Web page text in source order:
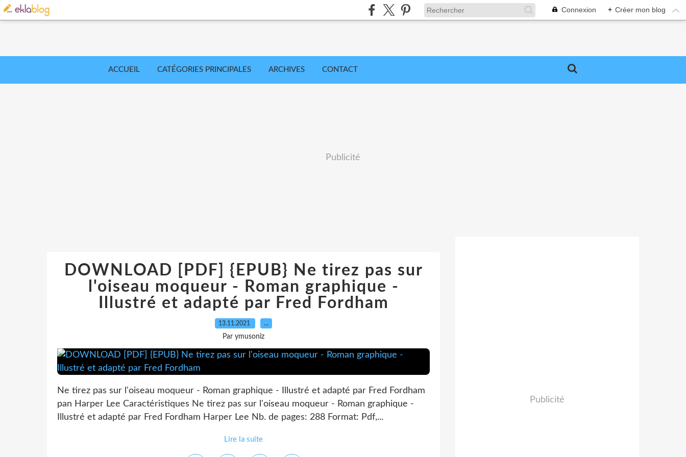
Connexion + Créer mon blog
ACCUEIL CATÉGORIES PRINCIPALES ARCHIVES CONTACT
Publicité
DOWNLOAD [PDF] {EPUB} Ne tirez pas sur
l'oiseau moqueur - Roman graphique -
Illustré et adapté par Fred Fordham
13.11.2021 …
Par ymusoniz
Ne tirez pas sur l'oiseau moqueur - Roman graphique - Illustré et adapté par Fred Fordham
pan Harper Lee Caractéristiques Ne tirez pas sur l'oiseau moqueur - Roman graphique -
Illustré et adapté par Fred Fordham Harper Lee Nb. de pages: 288 Format: Pdf,...
Lire la suite
Publicité